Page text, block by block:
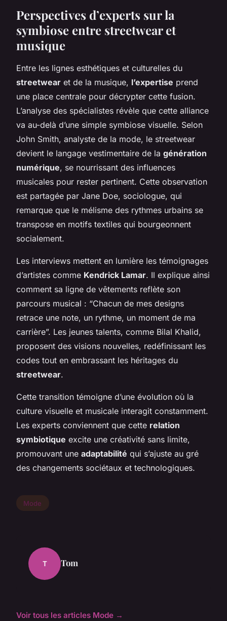
Perspectives d’experts sur la
symbiose entre streetwear et
musique
Entre les lignes esthétiques et culturelles du
streetwear et de la musique, l’expertise prend
une place centrale pour décrypter cette fusion.
L’analyse des spécialistes révèle que cette alliance
va au-delà d’une simple symbiose visuelle. Selon
John Smith, analyste de la mode, le streetwear
devient le langage vestimentaire de la génération
numérique, se nourrissant des influences
musicales pour rester pertinent. Cette observation
est partagée par Jane Doe, sociologue, qui
remarque que le mélisme des rythmes urbains se
transpose en motifs textiles qui bourgeonnent
socialement.
Les interviews mettent en lumière les témoignages
d’artistes comme Kendrick Lamar. Il explique ainsi
comment sa ligne de vêtements reflète son
parcours musical : “Chacun de mes designs
retrace une note, un rythme, un moment de ma
carrière”. Les jeunes talents, comme Bilal Khalid,
proposent des visions nouvelles, redéfinissant les
codes tout en embrassant les héritages du
streetwear.
Cette transition témoigne d’une évolution où la
culture visuelle et musicale interagit constamment.
Les experts conviennent que cette relation
symbiotique excite une créativité sans limite,
promouvant une adaptabilité qui s’ajuste au gré
des changements sociétaux et technologiques.
Mode
T Tom
Voir tous les articles Mode →